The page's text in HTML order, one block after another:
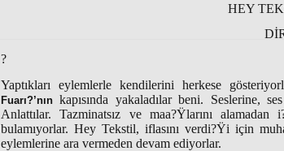
HEY
?
Yaptıkları eylemlerle kendilerini herkese
Fuarı?’nın kapısında yakaladılar beni. Seslerine,
Anlattılar. Tazminatsız ve maa?Ÿlarını
bulamıyorlar. Hey Tekstil, iflasını verdi?Ÿi için
eylemlerine ara vermeden devam ediyorlar.